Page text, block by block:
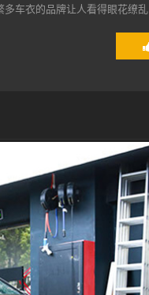
车衣的品牌让人看得眼花缭乱